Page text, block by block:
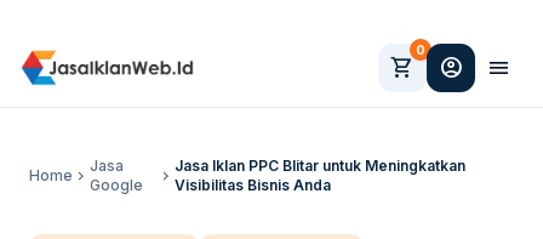
shopping_cart
0
account_circle menu
Home chevron_right
Jasa
Google
chevron_right
Jasa Iklan PPC Blitar untuk Meningkatkan
Visibilitas Bisnis Anda